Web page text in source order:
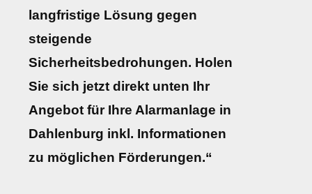
langfristige Lösung gegen
steigende
Sicherheitsbedrohungen. Holen
Sie sich jetzt direkt unten Ihr
Angebot für Ihre Alarmanlage in
Dahlenburg inkl. Informationen
zu möglichen Förderungen.“